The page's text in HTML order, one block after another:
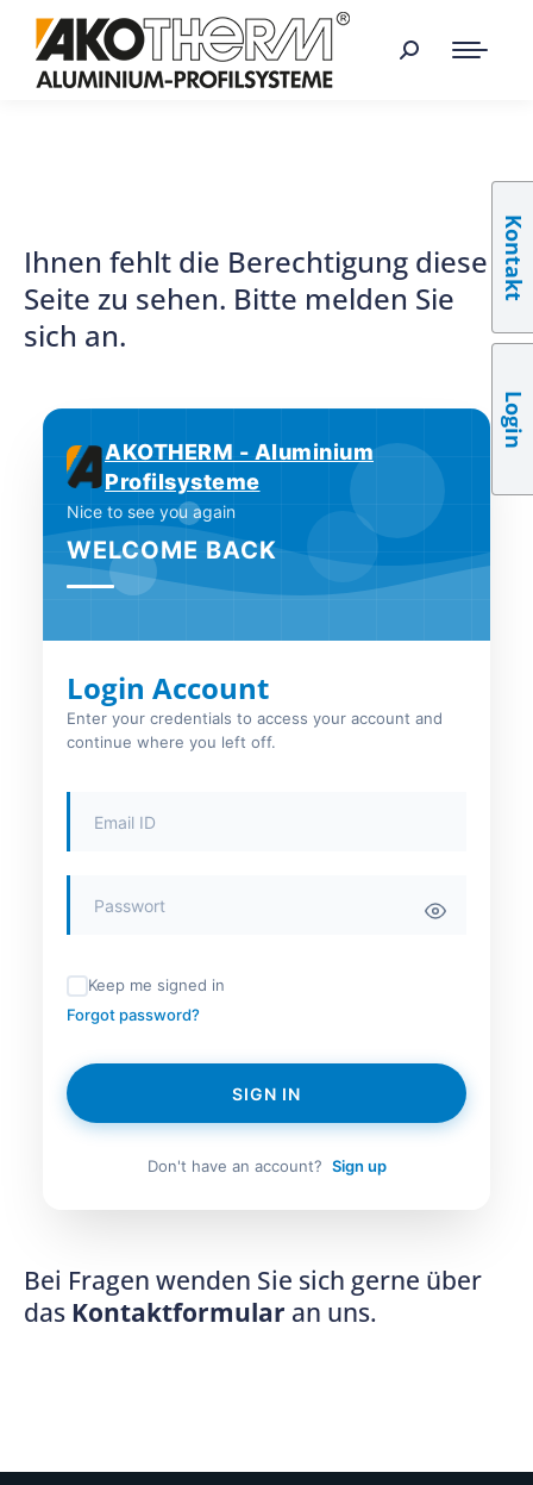
Ihnen fehlt die Berechtigung diese
Seite zu sehen. Bitte melden Sie
sich an.
AKOTHERM - Aluminium
Profilsysteme
Nice to see you again
WELCOME BACK
Login Account
Enter your credentials to access your account and
continue where you left off.
Keep me signed in
Forgot password?
SIGN IN
Don't have an account? Sign up
Bei Fragen wenden Sie sich gerne über
das Kontaktformular an uns.
Kontakt
Login